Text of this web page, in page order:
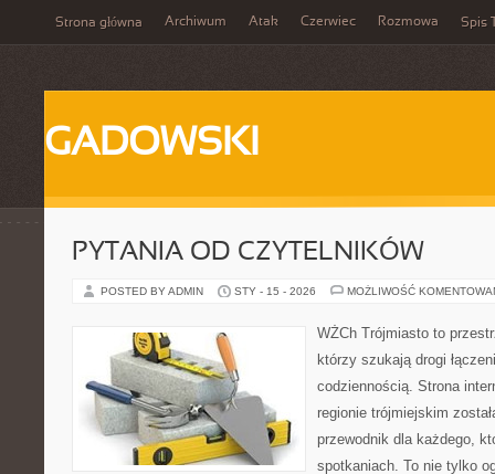
Strona główna Archiwum Atak Czerwiec Rozmowa Spis
GADOWSKI
PYTANIA OD CZYTELNIKÓW
POSTED BY ADMIN STY - 15 - 2026 MOŻLIWOŚĆ
WŻCh Trójmiasto to
którzy szukają drogi
codziennością. Strona
regionie trójmiejskim
przewodnik dla każdego,
spotkaniach. To nie tylko